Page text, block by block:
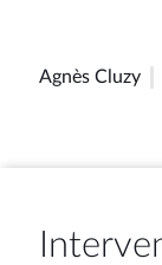
Agnès Cluzy